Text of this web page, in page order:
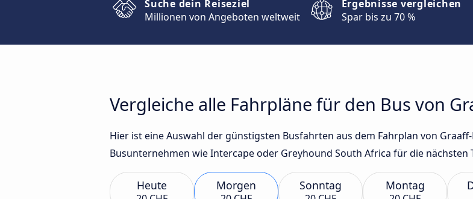
Suche dein Reiseziel
Millionen von Angeboten weltweit
Ergebnisse vergleichen
Spar bis zu 70 %
Vergleiche alle Fahrpläne für den Bus von
Hier ist eine Auswahl der günstigsten Busfahrten aus dem Fahrplan von
Busunternehmen wie Intercape oder Greyhound South Africa für die nächsten
Heute Morgen Sonntag Montag